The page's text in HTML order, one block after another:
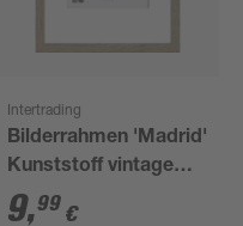
Intertrading
Bilderrahmen 'Madrid'
Kunststoff vintage
eichefarben 21 x 30
9,99 €